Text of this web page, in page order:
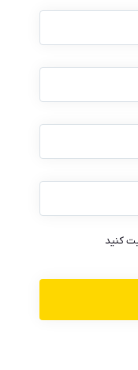
کنید